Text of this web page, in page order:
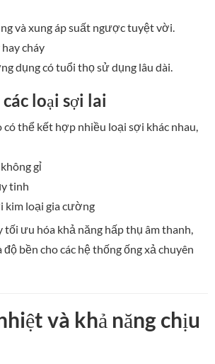
và xung áp suất ngược tuyệt vời.
cháy
dụng có tuổi thọ sử dụng lâu dài.
loại sợi lai
thể kết hợp nhiều loại sợi khác nhau,
gỉ
tinh
kim loại gia cường
tối ưu hóa khả năng hấp thụ âm thanh,
bền cho các hệ thống ống xả chuyên
và khả năng chịu